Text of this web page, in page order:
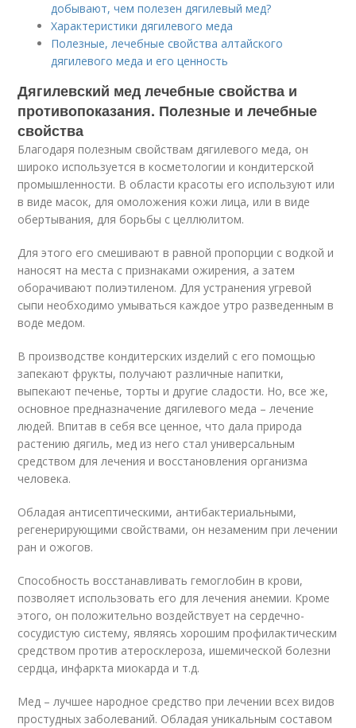
добывают, чем полезен дягилевый мед?
Характеристики дягилевого меда
Полезные, лечебные свойства алтайского
дягилевого меда и его ценность
Дягилевский мед лечебные свойства и
противопоказания. Полезные и лечебные
свойства
Благодаря полезным свойствам дягилевого меда, он
широко используется в косметологии и кондитерской
промышленности. В области красоты его используют или
в виде масок, для омоложения кожи лица, или в виде
обертывания, для борьбы с целлюлитом.
Для этого его смешивают в равной пропорции с водкой и
наносят на места с признаками ожирения, а затем
оборачивают полиэтиленом. Для устранения угревой
сыпи необходимо умываться каждое утро разведенным в
воде медом.
В производстве кондитерских изделий с его помощью
запекают фрукты, получают различные напитки,
выпекают печенье, торты и другие сладости. Но, все же,
основное предназначение дягилевого меда – лечение
людей. Впитав в себя все ценное, что дала природа
растению дягиль, мед из него стал универсальным
средством для лечения и восстановления организма
человека.
Обладая антисептическими, антибактериальными,
регенерирующими свойствами, он незаменим при лечении
ран и ожогов.
Способность восстанавливать гемоглобин в крови,
позволяет использовать его для лечения анемии. Кроме
этого, он положительно воздействует на сердечно-
сосудистую систему, являясь хорошим профилактическим
средством против атеросклероза, ишемической болезни
сердца, инфаркта миокарда и т.д.
Мед – лучшее народное средство при лечении всех видов
простудных заболеваний. Обладая уникальным составом